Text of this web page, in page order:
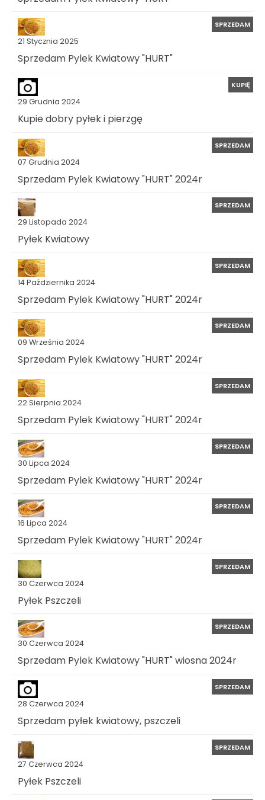
21 Stycznia 2025
SPRZEDAM
Sprzedam Pylek Kwiatowy "HURT"
29 Grudnia 2024
KUPIĘ
Kupie dobry pyłek i pierzgę
07 Grudnia 2024
SPRZEDAM
Sprzedam Pylek Kwiatowy "HURT" 2024r
29 Listopada 2024
SPRZEDAM
Pyłek Kwiatowy
14 Października 2024
SPRZEDAM
Sprzedam Pylek Kwiatowy "HURT" 2024r
09 Września 2024
SPRZEDAM
Sprzedam Pylek Kwiatowy "HURT" 2024r
22 Sierpnia 2024
SPRZEDAM
Sprzedam Pylek Kwiatowy "HURT" 2024r
30 Lipca 2024
SPRZEDAM
Sprzedam Pylek Kwiatowy "HURT" 2024r
16 Lipca 2024
SPRZEDAM
Sprzedam Pylek Kwiatowy "HURT" 2024r
30 Czerwca 2024
SPRZEDAM
Pyłek Pszczeli
30 Czerwca 2024
SPRZEDAM
Sprzedam Pylek Kwiatowy "HURT" wiosna 2024r
28 Czerwca 2024
SPRZEDAM
Sprzedam pyłek kwiatowy, pszczeli
27 Czerwca 2024
SPRZEDAM
Pyłek Pszczeli